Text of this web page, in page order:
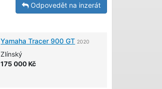
Odpovedět na inzerát
Yamaha Tracer 900 GT 2020
Zlínský
175 000 Kč